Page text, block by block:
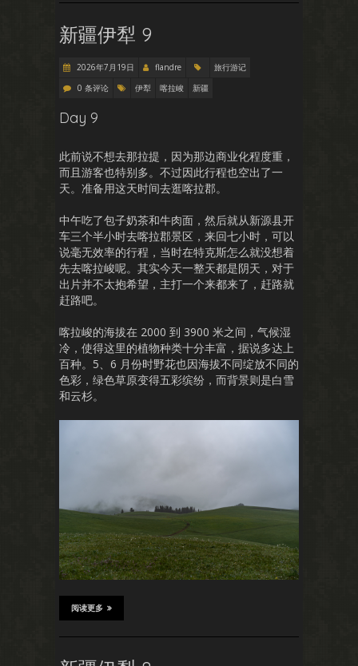
新疆伊犁 9
2026年7月19日 flandre
旅行游记
0 条评论
伊犁 喀拉峻 新疆
Day 9
此前说不想去那拉提，因为那边商业化程度重，
而且游客也特别多。不过因此行程也空出了一
天。准备用这天时间去逛喀拉郡。
中午吃了包子奶茶和牛肉面，然后就从新源县开
车三个半小时去喀拉郡景区，来回七小时，可以
说毫无效率的行程，当时在特克斯怎么就没想着
先去喀拉峻呢。其实今天一整天都是阴天，对于
出片并不太抱希望，主打一个来都来了，赶路就
赶路吧。
喀拉峻的海拔在 2000 到 3900 米之间，气候湿
冷，使得这里的植物种类十分丰富，据说多达上
百种。5、6 月份时野花也因海拔不同绽放不同的
色彩，绿色草原变得五彩缤纷，而背景则是白雪
和云杉。
阅读更多